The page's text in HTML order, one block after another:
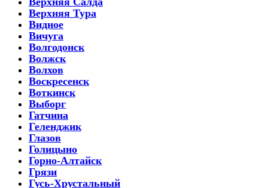
Верхняя Тура
Видное
Вичуга
Волгодонск
Волжск
Волхов
Воскресенск
Воткинск
Выборг
Гатчина
Геленджик
Глазов
Голицыно
Горно-Алтайск
Грязи
Гусь-Хрустальный